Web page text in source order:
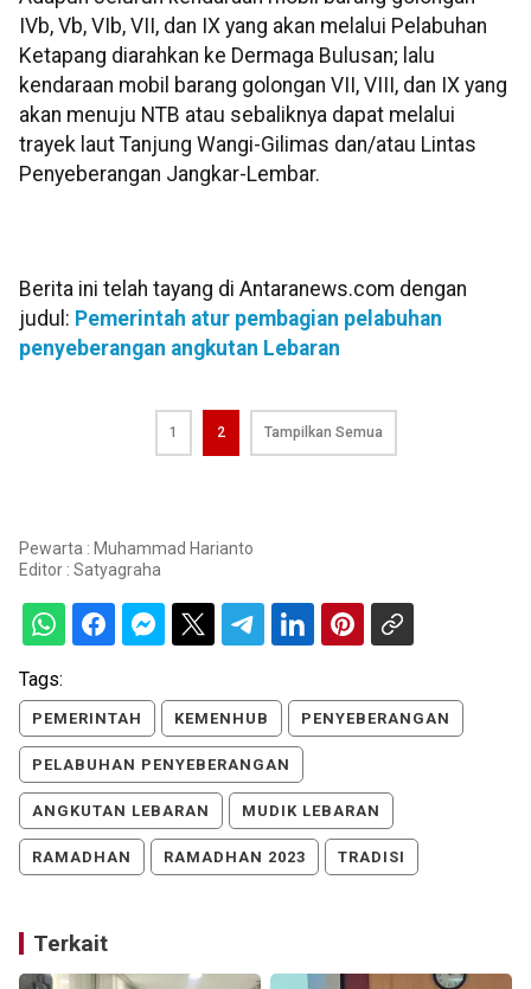
IVb, Vb, VIb, VII, dan IX yang akan melalui Pelabuhan
Ketapang diarahkan ke Dermaga Bulusan; lalu
kendaraan mobil barang golongan VII, VIII, dan IX yang
akan menuju NTB atau sebaliknya dapat melalui
trayek laut Tanjung Wangi-Gilimas dan/atau Lintas
Penyeberangan Jangkar-Lembar.
Berita ini telah tayang di Antaranews.com dengan
judul: Pemerintah atur pembagian pelabuhan
penyeberangan angkutan Lebaran
1 2 Tampilkan Semua
Pewarta : Muhammad Harianto
Editor : Satyagraha
Tags:
PEMERINTAH KEMENHUB PENYEBERANGAN
PELABUHAN PENYEBERANGAN
ANGKUTAN LEBARAN MUDIK LEBARAN
RAMADHAN RAMADHAN 2023 TRADISI
Terkait